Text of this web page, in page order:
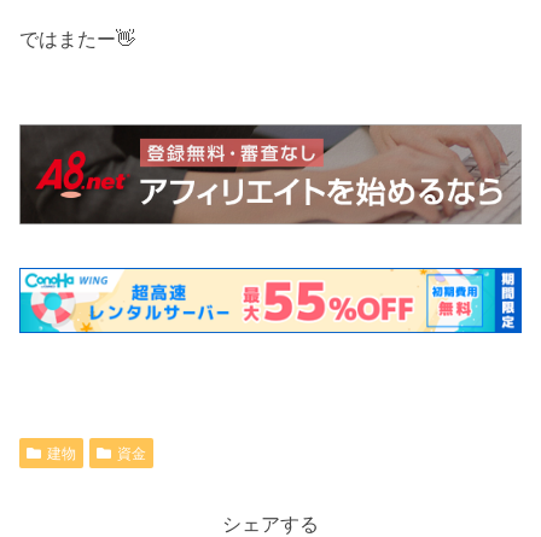
ではまたー👋
建物 資金
シェアする